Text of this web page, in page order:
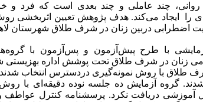
چند عاملی و چند بعدی است که فرد و
را ایجاد می‌کند. هدف پژوهش تعیین اثربخشی
اضطرابی دربین زنان در شرف طلاق شهرستان
با طرح پیش‌آزمون و پس‌آزمون با
زنان در شرف طلاق تحت پوشش اداره بهزیستی
طلاق با روش نمونه‌گیری دردسترس انتخاب شدند
شدند. گروه آزمایش ده جلسه نوده دقیقه‌ای با
آموزشی دریافت نکرد. پرسشنامه کنترل